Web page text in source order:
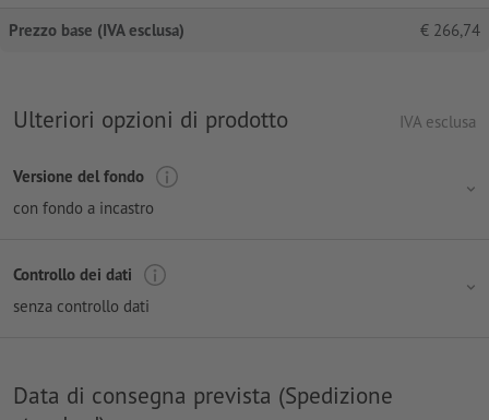
Prezzo base (IVA esclusa) € 266,74
Ulteriori opzioni di prodotto IVA esclusa
Versione del fondo
con fondo a incastro
Controllo dei dati
senza controllo dati
Data di consegna prevista (Spedizione